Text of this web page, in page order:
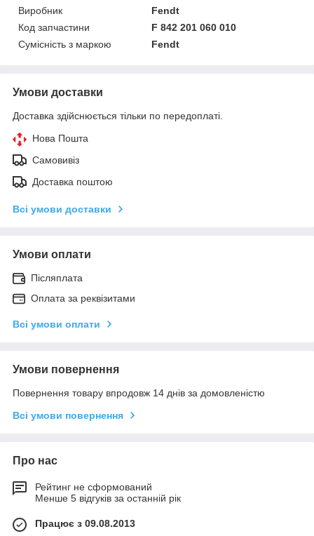
Виробник
Fendt
Код запчастини
F 842 201 060 010
Сумісність з маркою
Fendt
Умови доставки
Доставка здійснюється тільки по передоплаті.
Нова Пошта
Самовивіз
Доставка поштою
Всі умови доставки
Умови оплати
Післяплата
Оплата за реквізитами
Всі умови оплати
Умови повернення
Повернення товару впродовж 14 днів за домовленістю
Всі умови повернення
Про нас
Рейтинг не сформований
Менше 5 відгуків за останній рік
Працює з 09.08.2013